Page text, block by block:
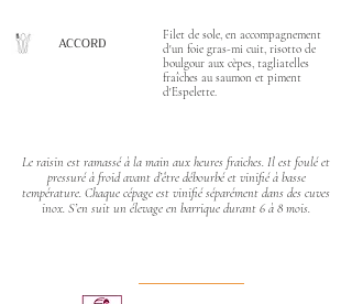
ACCORD
Filet de sole, en accompagnement
d'un foie gras-mi cuit, risotto de
boulgour aux cèpes, tagliatelles
fraîches au saumon et piment
d'Espelette.
Le raisin est ramassé à la main aux heures fraiches. Il est foulé et
pressuré à froid avant d’être débourbé et vinifié à basse
température. Chaque cépage est vinifié séparément dans des cuves
inox. S’en suit un élevage en barrique durant 6 à 8 mois.